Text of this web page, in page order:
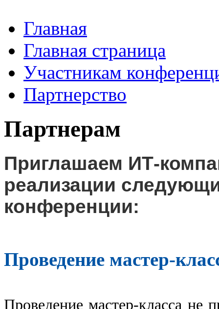
Главная
Главная страница
Участникам
Партнерство
Партнерам
Приглашаем ИТ-
реализации
конференции:
Проведение мастер-
Проведение мастер-класса не